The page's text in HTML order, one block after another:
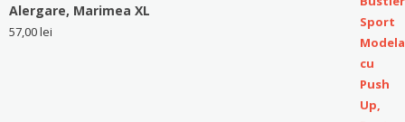
Alergare, Marimea XL
57,00lei